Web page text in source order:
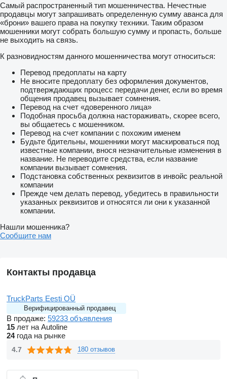
Самый распространенный тип мошенничества. Нечестные
продавцы могут запрашивать определенную сумму аванса для
«брони» вашего права на покупку техники. Таким образом
мошенники могут собрать большую сумму и пропасть, больше
не выходить на связь.
К разновидностям данного мошенничества могут относиться:
Перевод предоплаты на карту
Не вносите предоплату без оформления документов,
подтверждающих процесс передачи денег, если во время
общения продавец вызывает сомнения.
Перевод на счет «доверенного лица»
Подобная просьба должна настораживать, скорее всего,
вы общаетесь с мошенником.
Перевод на счет компании с похожим именем
Будьте бдительны, мошенники могут маскироваться под
известные компании, внося незначительные изменения в
название. Не переводите средства, если название
компании вызывает сомнения.
Подстановка собственных реквизитов в инвойс реальной
компании
Прежде чем делать перевод, убедитесь в правильности
указанных реквизитов и относятся ли они к указанной
компании.
Нашли мошенника?
Сообщите нам
Контакты продавца
TruckParts Eesti OÜ
Верифицированный продавец
В продаже: 59233 объявления
15 лет на Autoline
24года на рынке
4.7 180 отзывов